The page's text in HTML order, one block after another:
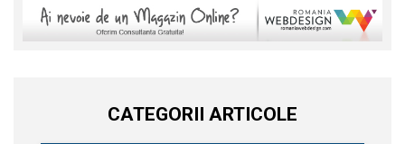
CATEGORII ARTICOLE